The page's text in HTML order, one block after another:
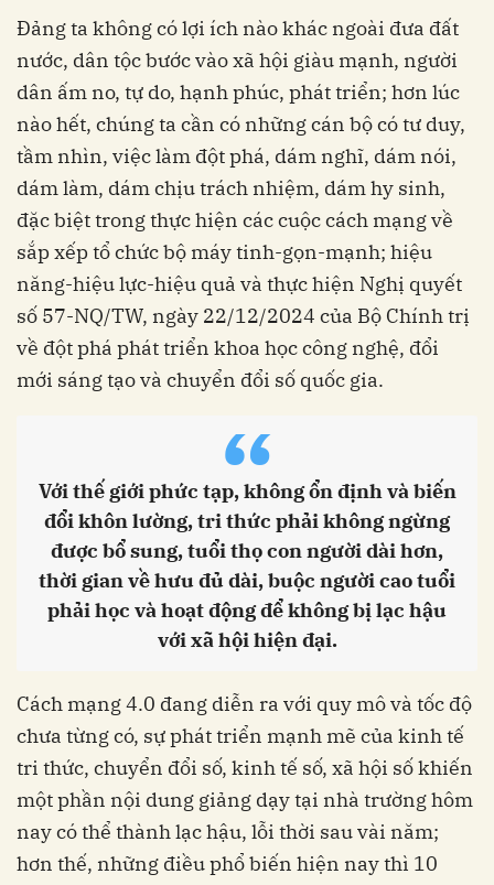
Đảng ta không có lợi ích nào khác ngoài đưa đất
nước, dân tộc bước vào xã hội giàu mạnh, người
dân ấm no, tự do, hạnh phúc, phát triển; hơn lúc
nào hết, chúng ta cần có những cán bộ có tư duy,
tầm nhìn, việc làm đột phá, dám nghĩ, dám nói,
dám làm, dám chịu trách nhiệm, dám hy sinh,
đặc biệt trong thực hiện các cuộc cách mạng về
sắp xếp tổ chức bộ máy tinh-gọn-mạnh; hiệu
năng-hiệu lực-hiệu quả và thực hiện Nghị quyết
số 57-NQ/TW, ngày 22/12/2024 của Bộ Chính trị
về đột phá phát triển khoa học công nghệ, đổi
mới sáng tạo và chuyển đổi số quốc gia.
“
Với thế giới phức tạp, không ổn định và biến
đổi khôn lường, tri thức phải không ngừng
được bổ sung, tuổi thọ con người dài hơn,
thời gian về hưu đủ dài, buộc người cao tuổi
phải học và hoạt động để không bị lạc hậu
với xã hội hiện đại.
Cách mạng 4.0 đang diễn ra với quy mô và tốc độ
chưa từng có, sự phát triển mạnh mẽ của kinh tế
tri thức, chuyển đổi số, kinh tế số, xã hội số khiến
một phần nội dung giảng dạy tại nhà trường hôm
nay có thể thành lạc hậu, lỗi thời sau vài năm;
hơn thế, những điều phổ biến hiện nay thì 10